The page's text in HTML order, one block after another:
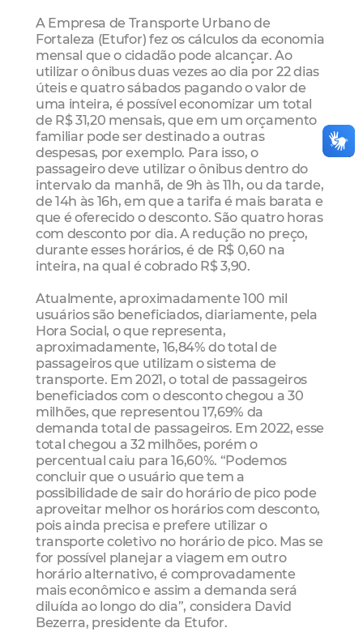
A Empresa de Transporte Urbano de
Fortaleza (Etufor) fez os cálculos da economia
mensal que o cidadão pode alcançar. Ao
utilizar o ônibus duas vezes ao dia por 22 dias
úteis e quatro sábados pagando o valor de
uma inteira, é possível economizar um total
de R$ 31,20 mensais, que em um orçamento
familiar pode ser destinado a outras
despesas, por exemplo. Para isso, o
passageiro deve utilizar o ônibus dentro do
intervalo da manhã, de 9h às 11h, ou da tarde,
de 14h às 16h, em que a tarifa é mais barata e
que é oferecido o desconto. São quatro horas
com desconto por dia. A redução no preço,
durante esses horários, é de R$ 0,60 na
inteira, na qual é cobrado R$ 3,90.
Atualmente, aproximadamente 100 mil
usuários são beneficiados, diariamente, pela
Hora Social, o que representa,
aproximadamente, 16,84% do total de
passageiros que utilizam o sistema de
transporte. Em 2021, o total de passageiros
beneficiados com o desconto chegou a 30
milhões, que representou 17,69% da
demanda total de passageiros. Em 2022, esse
total chegou a 32 milhões, porém o
percentual caiu para 16,60%. “Podemos
concluir que o usuário que tem a
possibilidade de sair do horário de pico pode
aproveitar melhor os horários com desconto,
pois ainda precisa e prefere utilizar o
transporte coletivo no horário de pico. Mas se
for possível planejar a viagem em outro
horário alternativo, é comprovadamente
mais econômico e assim a demanda será
diluída ao longo do dia”, considera David
Bezerra, presidente da Etufor.